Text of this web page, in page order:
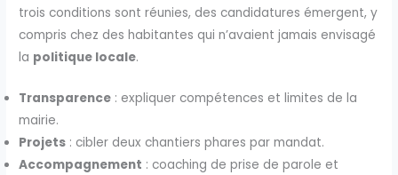
trois conditions sont réunies, des candidatures émergent, y
compris chez des habitantes qui n’avaient jamais envisagé
la politique locale.
Transparence : expliquer compétences et limites de la
mairie.
Projets : cibler deux chantiers phares par mandat.
Accompagnement : coaching de prise de parole et